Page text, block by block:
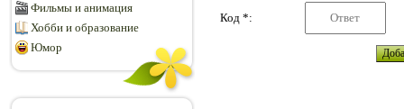
Фильмы и анимация
Хобби и образование
Юмор
Код *: